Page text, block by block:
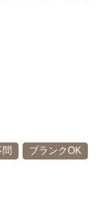
問
ブランクOK